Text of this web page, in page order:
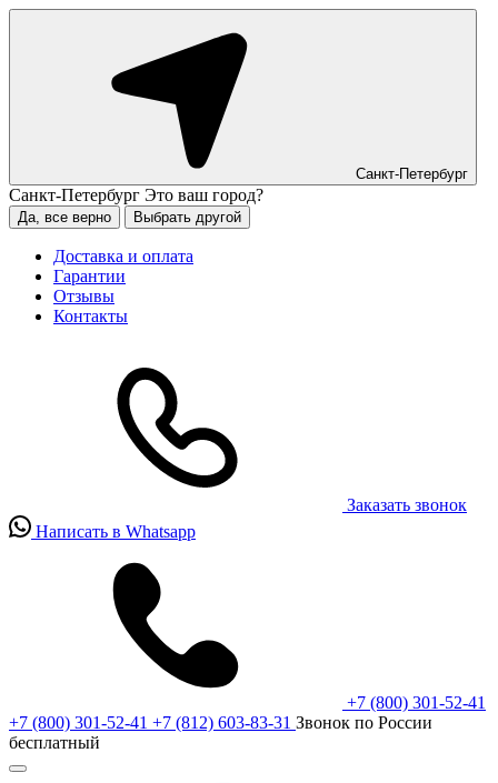
Санкт-Петербург
Санкт-Петербург Это ваш город?
Да, все верно Выбрать другой
Доставка и оплата
Гарантии
Отзывы
Контакты
Заказать звонок
Написать в Whatsapp
+7 (800) 301-52-41
+7 (800) 301-52-41 +7 (812) 603-83-31 Звонок по России
бесплатный